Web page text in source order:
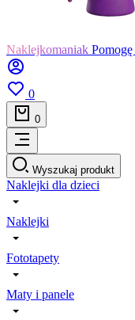
Naklejkomaniak
0
0
Wyszukaj produkt
Naklejki dla dzieci
Naklejki
Fototapety
Maty i panele